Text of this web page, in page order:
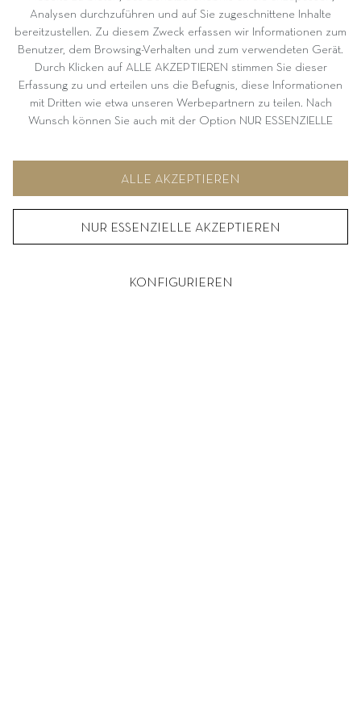
AGB
DATENSCHUTZ
WIDERRUF
COOKIE EINSTELLUNGEN
Analysen durchzuführen und auf Sie zugeschnittene Inhalte
bereitzustellen. Zu diesem Zweck erfassen wir Informationen zum
Benutzer, dem Browsing-Verhalten und zum verwendeten Gerät.
Durch Klicken auf ALLE AKZEPTIEREN stimmen Sie dieser
Erfassung zu und erteilen uns die Befugnis, diese Informationen
mit Dritten wie etwa unseren Werbepartnern zu teilen. Nach
Wunsch können Sie auch mit der Option NUR ESSENZIELLE
unter KONFIGURIEREN.
KONFIGURIEREN
NUR ESSENZIELLE AKZEPTIEREN
ALLE AKZEPTIEREN